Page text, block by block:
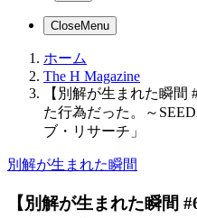
CloseMenu
ホーム
The H Magazine
【別解が生まれた瞬間
た行為だった。～
ブ・リサーチ」
別解が生まれた瞬間
【別解が生まれた瞬間